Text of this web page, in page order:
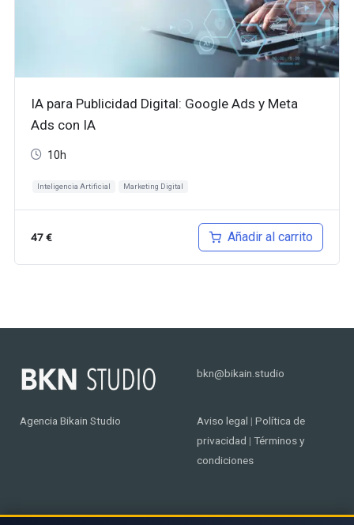
IA para Publicidad Digital: Google Ads y Meta
Ads con IA
10h
Inteligencia Artificial Marketing Digital
47€ Añadir al carrito
bkn@bikain.studio
Agencia Bikain Studio Aviso legal | Política de
privacidad | Términos y
condiciones